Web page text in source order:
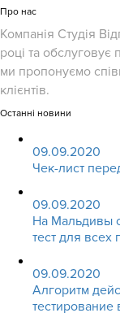
Про нас
Компанія Студія
році та обслуговує
ми пропонуємо
клієнтів.
Останні новини
09.09.2020
Чек-лист
09.09.2020
На Мальдивы
тест для всех
09.09.2020
Алгоритм
тестирование